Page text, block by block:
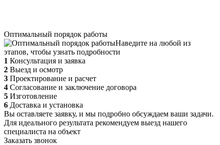
Оптимальный порядок работы
Наведите на любой из
этапов, чтобы узнать подробности
1 Консультация и заявка
2 Выезд и осмотр
3 Проектирование и расчет
4 Согласование и заключение договора
5 Изготовление
6 Доставка и установка
Вы оставляете заявку, и мы подробно обсуждаем ваши задачи.
Для идеального результата рекомендуем выезд нашего
специалиста на объект
Заказать звонок